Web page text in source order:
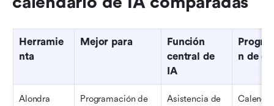
Herramie
nta
Mejor para
Función
central de
IA
n de
Alondra
Programación de
Asistencia de